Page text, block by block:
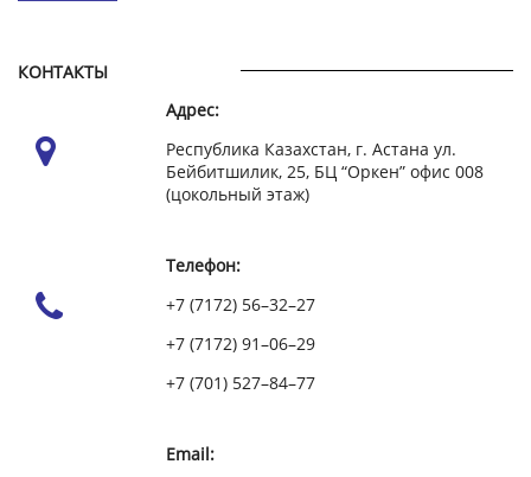
КОНТАКТЫ
Адрес:
Республика Казахстан, г. Астана ул.
Бейбитшилик, 25, БЦ “Оркен” офис 008
(цокольный этаж)
Телефон:
+7 (7172) 56–32–27
+7 (7172) 91–06–29
+7 (701) 527–84–77
Email: